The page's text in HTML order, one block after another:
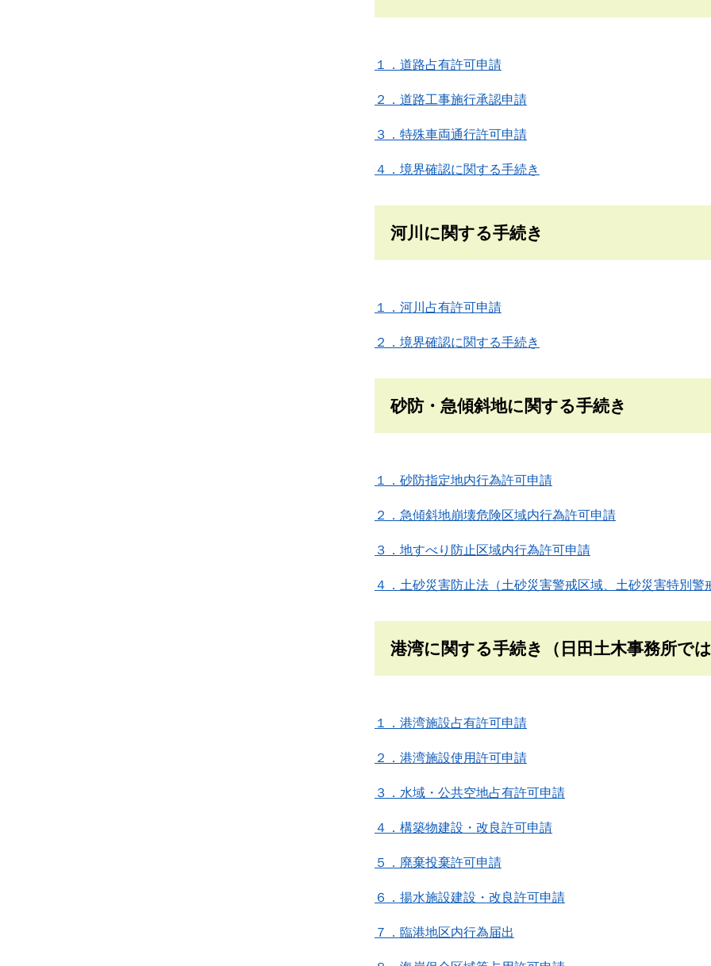
１．道路占有許可申請
２．道路工事施行承認申請
３．特殊車両通行許可申請
４．境界確認に関する手続き
河川に関する手続き
１．河川占有許可申請
２．境界確認に関する手続き
砂防・急傾斜地に関する手続き
１．砂防指定地内行為許可申請
２．急傾斜地崩壊危険区域内行為許可申請
３．地すべり防止区域内行為許可申請
４．土砂災害防止法（土砂災害警戒区域、土砂災害特別警
港湾に関する手続き（日田土木事務所で
１．港湾施設占有許可申請
２．港湾施設使用許可申請
３．水域・公共空地占有許可申請
４．構築物建設・改良許可申請
５．廃棄投棄許可申請
６．揚水施設建設・改良許可申請
７．臨港地区内行為届出